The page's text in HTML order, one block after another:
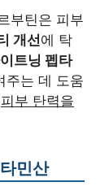
부틴은 피부
개선에 탁
트닝 펩타
주는 데 도움
피부 탄력을
민산